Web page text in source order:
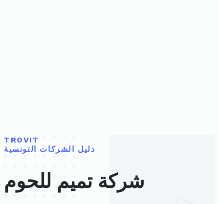
TROVIT
دليل الشركات التونسية
شركة تميم للحوم